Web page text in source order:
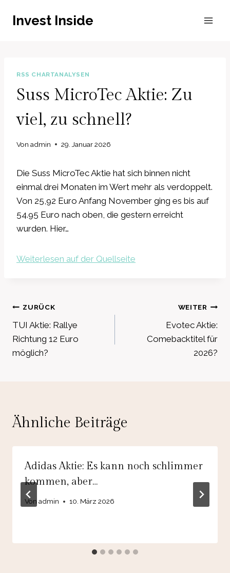
InhaltInvest Inside
RSS CHARTANALYSEN
Suss MicroTec Aktie: Zu
viel, zu schnell?
Von admin 29. Januar 2026
Die Suss MicroTec Aktie hat sich binnen nicht
einmal drei Monaten im Wert mehr als verdoppelt.
Von 25,92 Euro Anfang November ging es bis auf
54.95 Euro nach oben, die gestern erreicht
wurden. Hier…
Weiterlesen auf der Quellseite
Beitragsnavigation
ZURÜCK
TUI Aktie: Rallye
Richtung 12 Euro
möglich?
WEITER
Evotec Aktie:
Comebacktitel für
2026?
Ähnliche Beiträge
Adidas Aktie: Es kann noch schlimmer
kommen, aber…
Von admin 10. März 2026